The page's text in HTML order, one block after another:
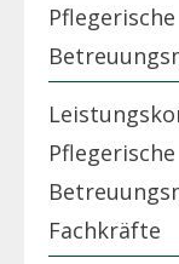
Pflegerische
Pflegerische
Fachkräfte